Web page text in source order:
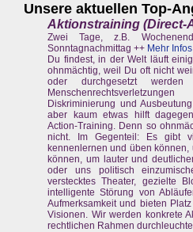
Unsere aktuellen Top-
Aktionstraining (Direct-
Zwei Tage, z.B.
Sonntagnachmittag ++ Mehr
Du findest, in der Welt läuft
ohnmächtig, weil Du oft nicht
oder durchgesetzt werden
Diskriminierung und
aber kaum etwas hilft
Action-Training. Denn so
nicht. Im Gegenteil: Es gibt
kennenlernen und üben
können, um lauter und
oder uns politisch
verstecktes Theater, gezielte
intelligente Störung von
Aufmerksamkeit und bieten
Visionen. Wir werden konkrete
rechtlichen Rahmen